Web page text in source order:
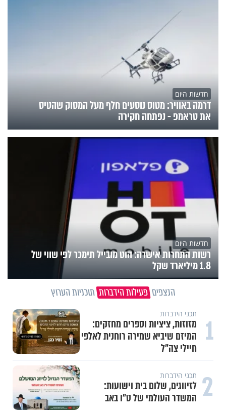
חדשות היום
דרמה באוויר: מטוס נוסעים חלף מעל המסוק שהטיס
את טראמפ - נפתחה חקירה
חדשות היום
רשות התחרות אישרה: הוט מובייל תימכר לפי שווי של
1.8 מיליארד שקל
הנצפים פעילות הידברות תוכניות הערוץ
1 תכני הידברות
מזוזות, ציציות וספרים מחזקים:
המיזם שיביא שמירה רוחנית לאלפי
חיילי צה"ל
2 תכני הידברות
לזיווגים, שלום בית וישועות:
המשדר העולמי של ט"ו באב